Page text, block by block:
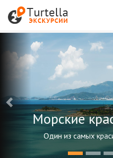
Вокруг
Посетить прекрасные
взгляд чайные